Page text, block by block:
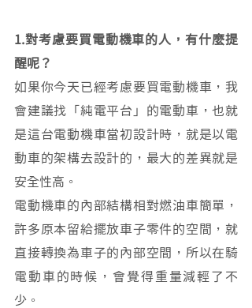
1.對考慮要買電動機車的人，有什麼提
醒呢？
如果你今天已經考慮要買電動機車，我
會建議找「純電平台」的電動車，也就
是這台電動機車當初設計時，就是以電
動車的架構去設計的，最大的差異就是
安全性高。
電動機車的內部結構相對燃油車簡單，
許多原本留給擺放車子零件的空間，就
直接轉換為車子的內部空間，所以在騎
電動車的時候，會覺得重量減輕了不
少。